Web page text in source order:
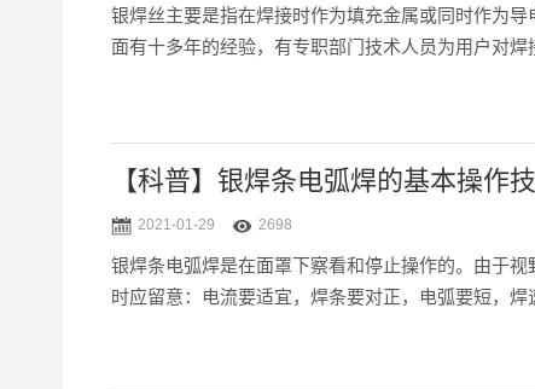
银焊丝主要是指在焊接时作为填充金属或同时作为
面有十多年的经验，有专职部门技术人员为用户对
【科普】银焊条电弧焊的基本操作
2021-01-29 2698
银焊条电弧焊是在面罩下察看和停止操作的。由于
时应留意：电流要适宜，焊条要对正，电弧要短，焊